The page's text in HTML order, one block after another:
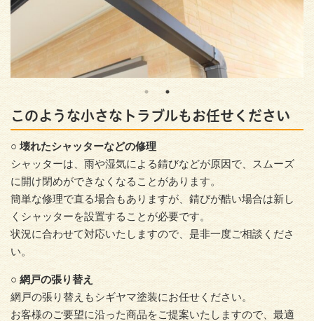
このような小さなトラブルもお任せください
○ 壊れたシャッターなどの修理
シャッターは、雨や湿気による錆びなどが原因で、スムーズ
に開け閉めができなくなることがあります。
簡単な修理で直る場合もありますが、錆びが酷い場合は新し
くシャッターを設置することが必要です。
状況に合わせて対応いたしますので、是非一度ご相談くださ
い。
○ 網戸の張り替え
網戸の張り替えもシギヤマ塗装にお任せください。
お客様のご要望に沿った商品をご提案いたしますので、最適